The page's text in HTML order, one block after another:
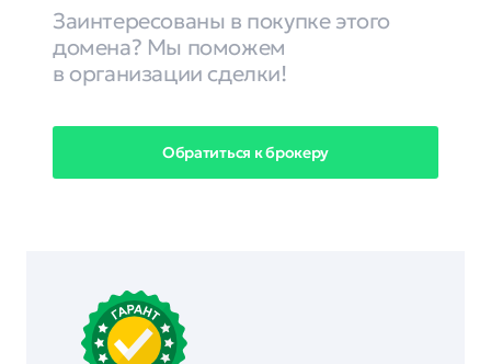
Заинтересованы в покупке этого
домена? Мы поможем
в организации сделки!
Обратиться к брокеру